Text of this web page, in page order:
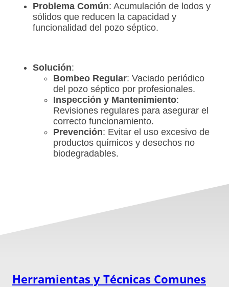
Problema Común: Acumulación de lodos y
sólidos que reducen la capacidad y
funcionalidad del pozo séptico.
Solución:
Bombeo Regular: Vaciado periódico
del pozo séptico por profesionales.
Inspección y Mantenimiento:
Revisiones regulares para asegurar el
correcto funcionamiento.
Prevención: Evitar el uso excesivo de
productos químicos y desechos no
biodegradables.
Herramientas y Técnicas Comunes